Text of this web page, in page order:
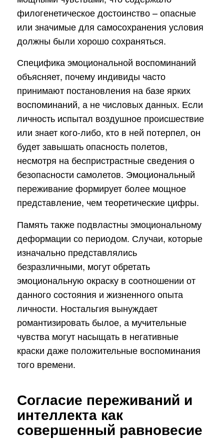
филогенетическое достоинство – опасные
или значимые для самосохранения условия
должны были хорошо сохраняться.
Специфика эмоциональной воспоминаний
объясняет, почему индивиды часто
принимают постановления на базе ярких
воспоминаний, а не числовых данных. Если
личность испытал воздушное происшествие
или знает кого-либо, кто в ней потерпел, он
будет завышать опасность полетов,
несмотря на беспристрастные сведения о
безопасности самолетов. Эмоциональный
переживание формирует более мощное
представление, чем теоретические цифры.
Память также подвластны эмоциональному
деформации со периодом. Случаи, которые
изначально представлялись
безразличными, могут обретать
эмоциональную окраску в соотношении от
данного состояния и жизненного опыта
личности. Ностальгия вынуждает
романтизировать былое, а мучительные
чувства могут насыщать в негативные
краски даже положительные воспоминания
того времени.
Согласие переживаний и
интеллекта как
совершенный равновесие